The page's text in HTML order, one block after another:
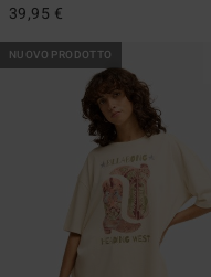
39,95 €
NUOVO PRODOTTO